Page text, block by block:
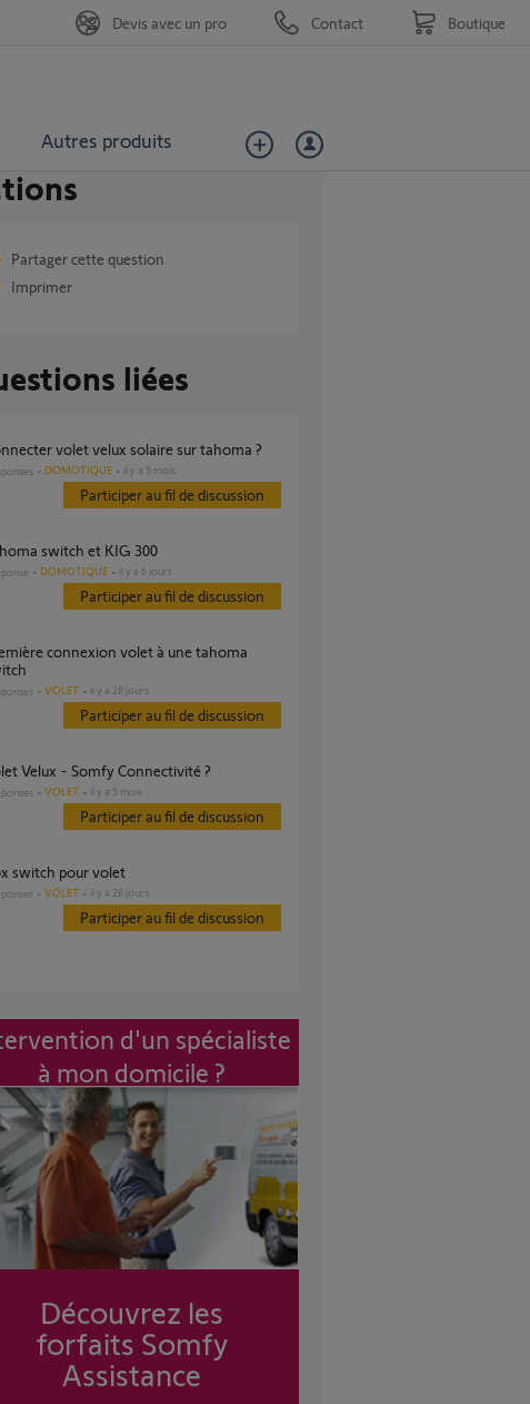
Autres produits
Devis avec un pro Contact Boutique
Partager cette question
Imprimer
liées
volet velux solaire sur tahoma ?
DOMOTIQUE il y a 5 mois
Participer au fil de discussion
switch et KIG 300
DOMOTIQUE il y a 6 jours
Participer au fil de discussion
VOLET il y a 28 jours
Participer au fil de discussion
Velux - Somfy Connectivité ?
VOLET il y a 5 mois
Participer au fil de discussion
switch pour volet
VOLET il y a 28 jours
Participer au fil de discussion
d'un spécialiste
à mon domicile ?
Découvrez les
forfaits Somfy
Assistance